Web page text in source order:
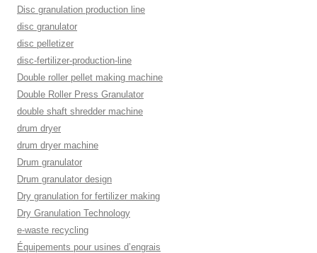
Disc granulation production line
disc granulator
disc pelletizer
disc-fertilizer-production-line
Double roller pellet making machine
Double Roller Press Granulator
double shaft shredder machine
drum dryer
drum dryer machine
Drum granulator
Drum granulator design
Dry granulation for fertilizer making
Dry Granulation Technology
e-waste recycling
Équipements pour usines d’engrais